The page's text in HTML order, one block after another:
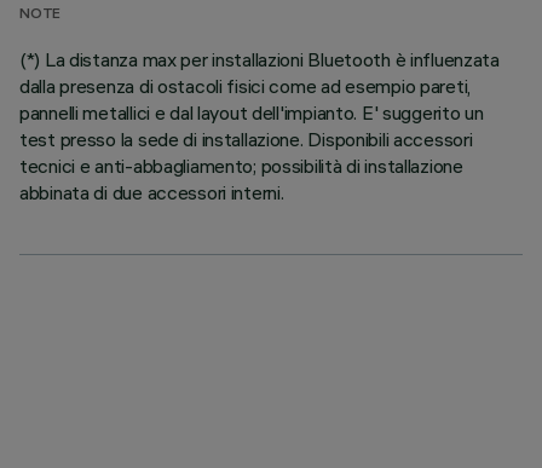
NOTE
(*) La distanza max per installazioni Bluetooth è influenzata
dalla presenza di ostacoli fisici come ad esempio pareti,
pannelli metallici e dal layout dell'impianto. E' suggerito un
test presso la sede di installazione. Disponibili accessori
tecnici e anti-abbagliamento; possibilità di installazione
abbinata di due accessori interni.